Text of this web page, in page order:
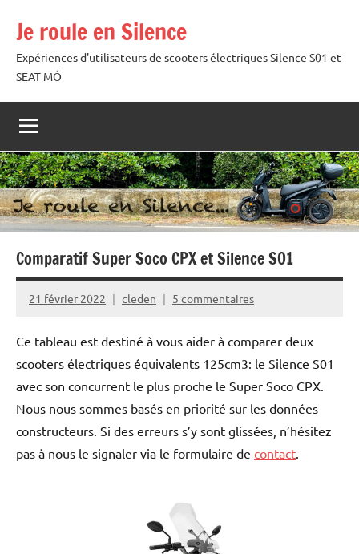
contenu
Je roule en Silence
Expériences d'utilisateurs de scooters électriques Silence S01 et
SEAT MÓ
Comparatif Super Soco CPX et Silence SO1
21 février 2022 cleden 5 commentaires
Ce tableau est destiné à vous aider à comparer deux
scooters électriques équivalents 125cm3: le Silence S01
avec son concurrent le plus proche le Super Soco CPX.
Nous nous sommes basés en priorité sur les données
constructeurs. Si des erreurs s’y sont glissées, n’hésitez
pas à nous le signaler via le formulaire de contact.